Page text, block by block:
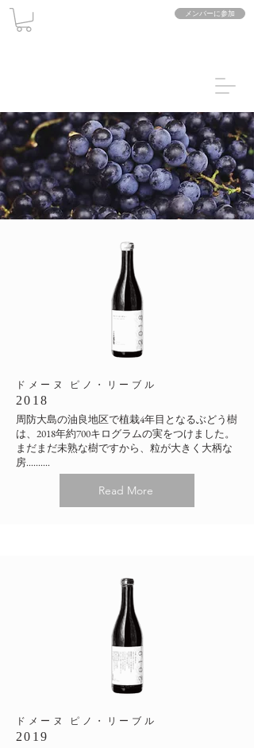
メンバーに参加
​ドメーヌ ピノ・リーブル
2018
周防大島の油良地区で植栽4年目となるぶどう樹
は、2018年約700キログラムの実をつけました。
まだまだ未熟な樹ですから、粒が大きく大柄な
房..........
Read More
​ドメーヌ ピノ・リーブル
2019